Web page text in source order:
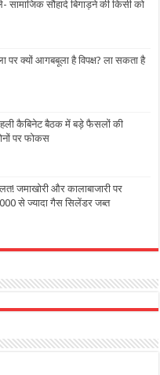
सामाजिक सौहार्द बिगाड़ने की किसी को
क्यों आगबबूला है विपक्ष? ला सकता है
कैबिनेट बैठक में बड़े फैसलों की
पर फोकस
जमाखोरी और कालाबाजारी पर
से ज्यादा गैस सिलेंडर जब्त